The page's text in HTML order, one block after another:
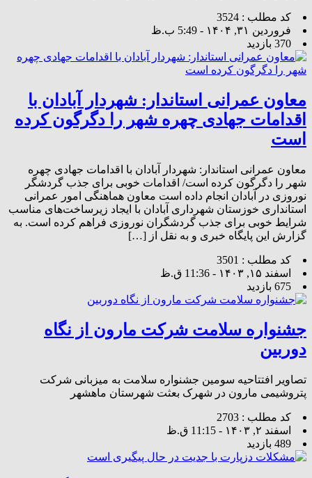
کد مطلب : 3524
فروردین ۳۱, ۱۴۰۴ - 5:49 ب.ظ
370 بازدید
معاون عمرانی استاندار: شهردار آبادان با
اقدامات جهادی چهره شهر را دگرگون کرده
است
معاون عمرانی استاندار: شهردار آبادان با اقدامات جهادی چهره
شهر را دگرگون کرده است/ اقدامات خوبی برای جذب گردشگر
نوروزی در آبادان انجام داده است معاون هماهنگی امور عمرانی
استانداری خوزستان شهرداری آبادان با ایجاد زیرساخت‌های مناسب
شرایط خوبی برای جذب گردشگران نوروزی فراهم کرده است. به
گزارش این پایگاه خبری و به نقل از […]
کد مطلب : 3501
اسفند ۱۵, ۱۴۰۳ - 11:36 ق.ظ
675 بازدید
جشنواره سلامت شرکت مارون از نگاه
دوربین
تصاویر افتتاحیه سومین جشنواره سلامت به میزبانی شرکت
پتروشیمی مارون در شهرک بعثت شهرستان ماهشهر
کد مطلب : 2703
اسفند ۲, ۱۴۰۳ - 11:15 ق.ظ
489 بازدید